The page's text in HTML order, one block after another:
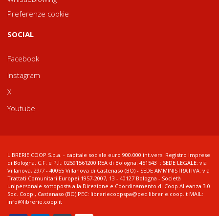
Preferenze cookie
SOCIAL
Facebook
Instagram
X
Youtube
LIBRERIE.COOP S.p.a. - capitale sociale euro 900.000 int.vers. Registro imprese
di Bologna, C.F. e P.I.: 02591561200 REA di Bologna: 451543 ; SEDE LEGALE: via
Villanova, 29/7 - 40055 Villanova di Castenaso (BO) - SEDE AMMINISTRATIVA: via
Trattati Comunitari Europei 1957-2007, 13 - 40127 Bologna - Società
unipersonale sottoposta alla Direzione e Coordinamento di Coop Alleanza 3.0
Soc. Coop., Castenaso (BO) PEC: libreriecoopspa@pec.librerie.coop.it MAIL:
info@librerie.coop.it